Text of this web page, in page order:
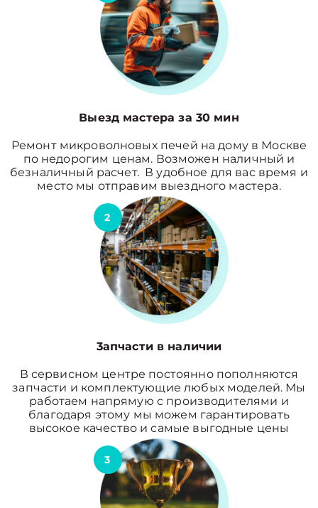
Выезд мастера за 30 мин
Ремонт микроволновых печей на дому в Москве
по недорогим ценам. Возможен наличный и
безналичный расчет. В удобное для вас время и
место мы отправим выездного мастера.
2
3апчасти в наличии
В сервисном центре постоянно пополняются
запчасти и комплектующие любых моделей. Мы
работаем напрямую с производителями и
благодаря этому мы можем гарантировать
высокое качество и самые выгодные цены
3